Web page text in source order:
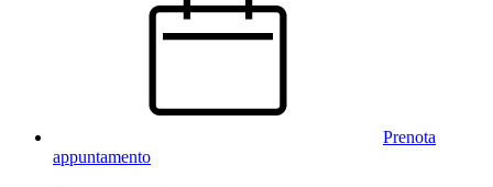
Prenota
appuntamento